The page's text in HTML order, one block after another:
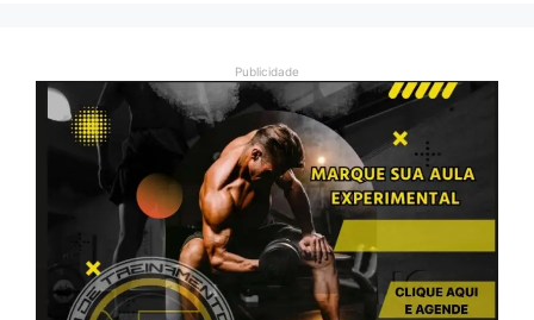
Publicidade